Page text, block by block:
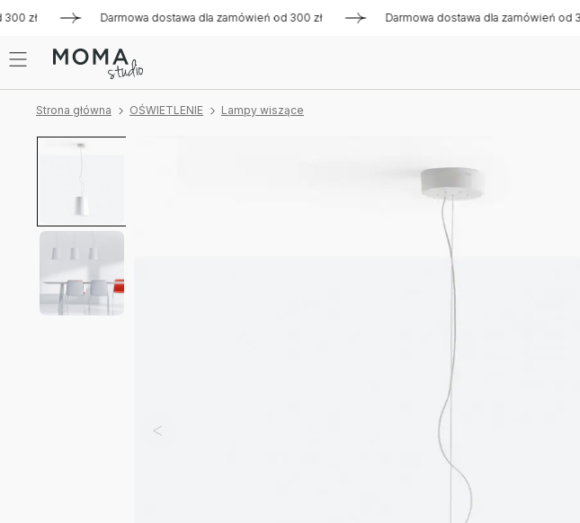
zł Darmowa dostawa dla zamówień od 300 zł Darmowa dostawa dla zamówień od 300
Strona główna OŚWIETLENIE Lampy wiszące